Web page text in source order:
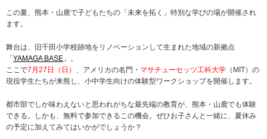
この夏、熊本・山鹿で子どもたちの「未来を拓く」特別な学びの場が開催され
ます。
舞台は、旧千田小学校跡地をリノベーションして生まれた地域の新拠点
「YAMAGA BASE 」。
ここで7月27日（日） 、アメリカの名門・ マサチューセッツ工科大学 （MIT）の
現役学生たちが来熊し、小中学生向けの体験型ワークショップを開催します。
都市部でしか味わえないと思われがちな最先端の教育が、熊本・山鹿でも体験
できる。しかも、無料で参加できるこの機会。ぜひお子さんと一緒に、夏休み
の予定に加えてみてはいかがでしょうか？